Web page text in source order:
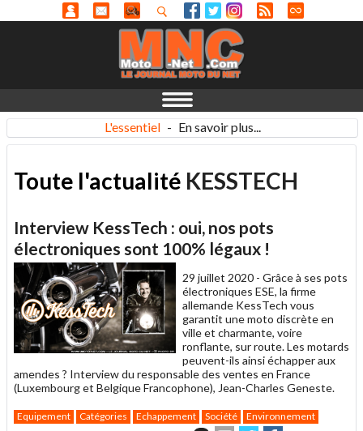
L'essentiel - En savoir plus...
Toute l'actualité KESSTECH
Interview KessTech : oui, nos pots
électroniques sont 100% légaux !
29 juillet 2020 - Grâce à ses pots
électroniques ESE, la firme
allemande KessTech vous
garantit une moto discrète en
ville et charmante, voire
ronflante, sur route. Les motards
peuvent-ils ainsi échapper aux
amendes ? Interview du responsable des ventes en France
(Luxembourg et Belgique Francophone), Jean-Charles Geneste.
Equipement Catégories Echappement Société
Environnement